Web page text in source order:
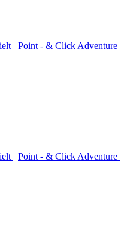
Point - & Click Adventure
Point - & Click Adventure